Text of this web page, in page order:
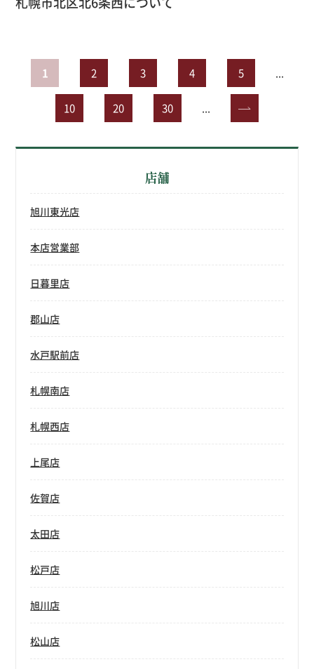
1 2 3 4 5 ...
10 20 30 ... »
店舗
旭川東光店
本店営業部
日暮里店
郡山店
水戸駅前店
札幌南店
札幌西店
上尾店
佐賀店
太田店
松戸店
旭川店
松山店